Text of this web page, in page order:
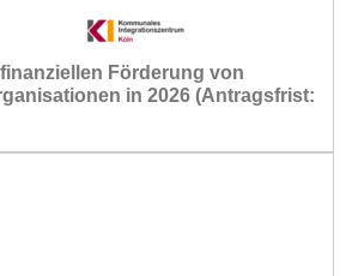
Förderung von
in 2026 (Antragsfrist: